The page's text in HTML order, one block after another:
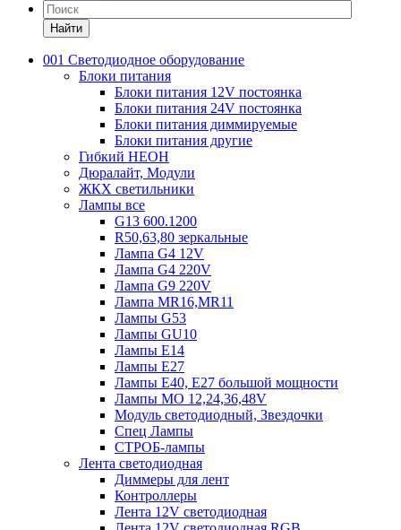
Найти
001 Светодиодное оборудование
Блоки питания
Блоки питания 12V постоянка
Блоки питания 24V постоянка
Блоки питания диммируемые
Блоки питания другие
Гибкий НЕОН
Дюралайт, Модули
ЖКХ светильники
Лампы все
G13 600.1200
R50,63,80 зеркальные
Лампа G4 12V
Лампа G4 220V
Лампа G9 220V
Лампа MR16,MR11
Лампы G53
Лампы GU10
Лампы Е14
Лампы Е27
Лампы Е40, Е27 большой мощности
Лампы МО 12,24,36,48V
Модуль светодиодный, Звездочки
Спец Лампы
СТРОБ-лампы
Лента светодиодная
Диммеры для лент
Контроллеры
Лента 12V светодиодная